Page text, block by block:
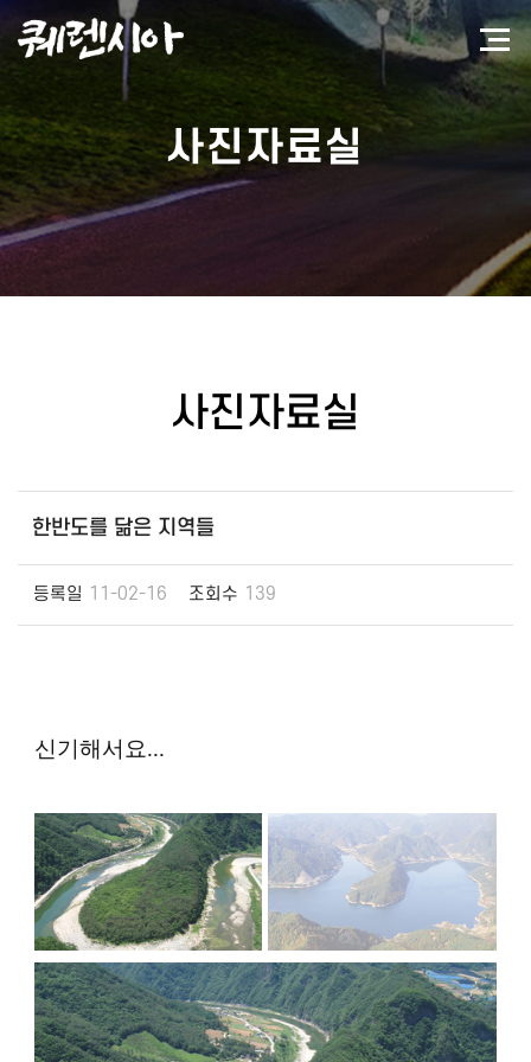
사진자료실
사진자료실
한반도를 닮은 지역들
등록일 11-02-16 조회수 139
신기해서요...